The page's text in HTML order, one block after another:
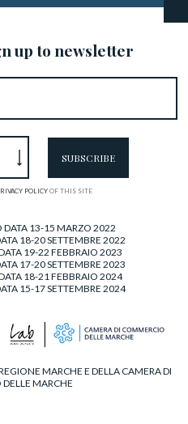
up to newsletter
POLICY OF THIS SITE
DATA 13-15 MARZO 2022
18-20 SETTEMBRE 2022
19-22 FEBBRAIO 2023
17-20 SETTEMBRE 2023
18-21 FEBBRAIO 2024
15-17 SETTEMBRE 2024
MARCHE E DELLA CAMERA DI
MARCHE